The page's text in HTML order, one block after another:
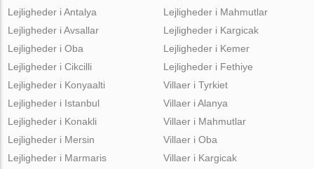
Lejligheder i Antalya
Lejligheder i Avsallar
Lejligheder i Oba
Lejligheder i Cikcilli
Lejligheder i Mahmutlar
Lejligheder i Kargicak
Lejligheder i Kemer
Lejligheder i Fethiye
Lejligheder i Konyaalti
Lejligheder i Istanbul
Lejligheder i Konakli
Lejligheder i Mersin
Lejligheder i Marmaris
Villaer i Tyrkiet
Villaer i Alanya
Villaer i Mahmutlar
Villaer i Oba
Villaer i Kargicak